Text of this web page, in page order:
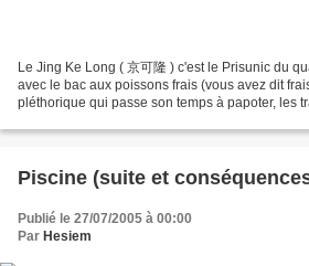
Le Jing Ke Long ( 京可隆 ) c'est le Prisunic du
avec le bac aux poissons frais (vous avez dit
pléthorique qui passe son temps à papoter, les
Piscine (suite et
Publié le 27/07/2005 à 00:00
Par Hesiem